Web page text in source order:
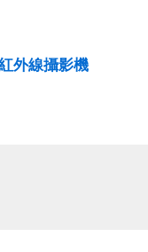
外線攝影機